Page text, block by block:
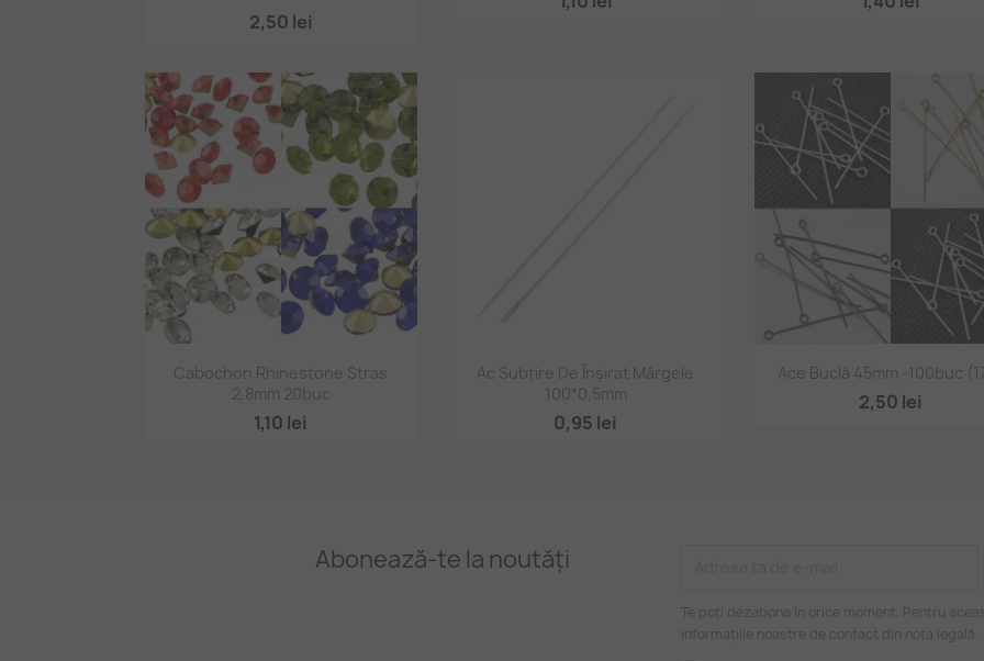
2,50 lei
Vizualizare rapidă
Cabochon Rhinestone Stras
2,8mm 20buc
1,10 lei
Vizualizare rapidă
Ac Subțire De Înșirat Mărgele
100*0,5mm
0,95 lei
 Vizualizare rapidă
Ace Buclă 45mm -100buc
2,50 lei
Abonează-te la noutăți
Te poți dezabona în orice moment. Pentru
informațiile noastre de contact din nota legală.